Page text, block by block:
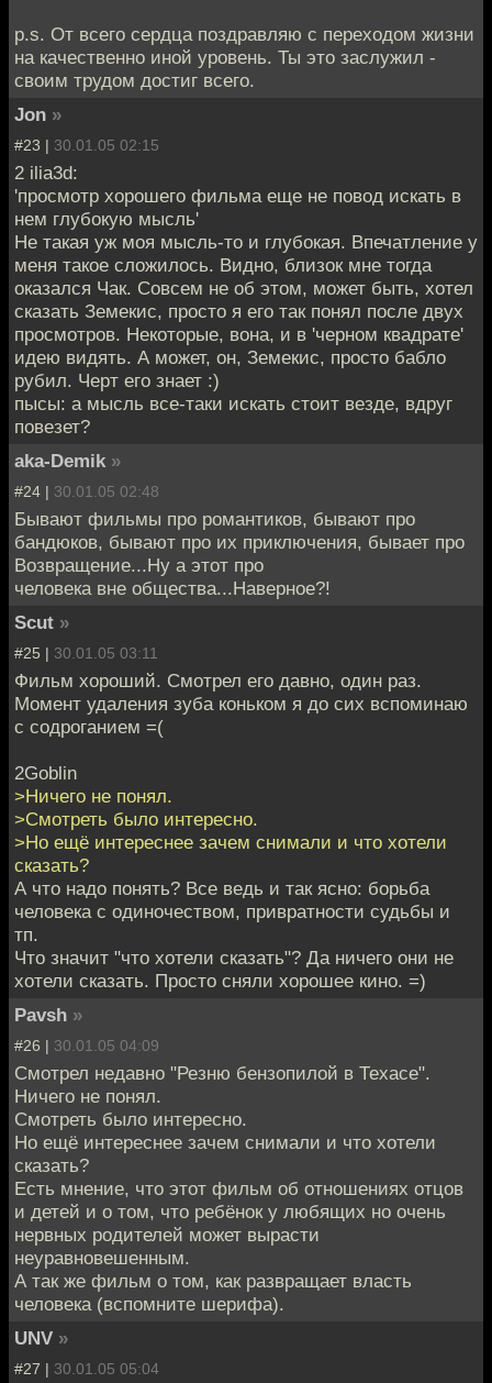
p.s. От всего сердца поздравляю с переходом жизни
на качественно иной уровень. Ты это заслужил -
своим трудом достиг всего.
Jon »
#23 | 30.01.05 02:15
2 ilia3d:
'просмотр хорошего фильма еще не повод искать в
нем глубокую мысль'
Не такая уж моя мысль-то и глубокая. Впечатление у
меня такое сложилось. Видно, близок мне тогда
оказался Чак. Совсем не об этом, может быть, хотел
сказать Земекис, просто я его так понял после двух
просмотров. Некоторые, вона, и в 'черном квадрате'
идею видять. А может, он, Земекис, просто бабло
рубил. Черт его знает :)
пысы: а мысль все-таки искать стоит везде, вдруг
повезет?
aka-Demik »
#24 | 30.01.05 02:48
Бывают фильмы про романтиков, бывают про
бандюков, бывают про их приключения, бывает про
Возвращение...Ну а этот про
человека вне общества...Наверное?!
Scut »
#25 | 30.01.05 03:11
Фильм хороший. Смотрел его давно, один раз.
Момент удаления зуба коньком я до сих вспоминаю
с содроганием =(
2Goblin
>Ничего не понял.
>Смотреть было интересно.
>Но ещё интереснее зачем снимали и что хотели
сказать?
А что надо понять? Все ведь и так ясно: борьба
человека с одиночеством, привратности судьбы и
тп.
Что значит "что хотели сказать"? Да ничего они не
хотели сказать. Просто сняли хорошее кино. =)
Pavsh »
#26 | 30.01.05 04:09
Смотрел недавно "Резню бензопилой в Техасе".
Ничего не понял.
Смотреть было интересно.
Но ещё интереснее зачем снимали и что хотели
сказать?
Есть мнение, что этот фильм об отношениях отцов
и детей и о том, что ребёнок у любящих но очень
нервных родителей может вырасти
неуравновешенным.
А так же фильм о том, как развращает власть
человека (вспомните шерифа).
UNV »
#27 | 30.01.05 05:04